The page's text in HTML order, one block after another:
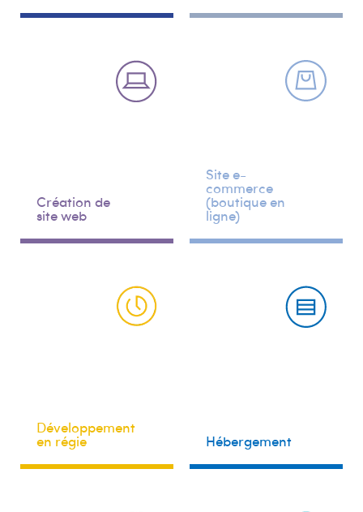
Création de
site web
Site e-
commerce
(boutique en
ligne)
Développement
en régie Hébergement